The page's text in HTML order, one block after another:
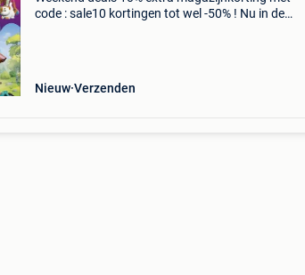
code : sale10 kortingen tot wel -50% ! Nu in de
Nieuw Verzenden